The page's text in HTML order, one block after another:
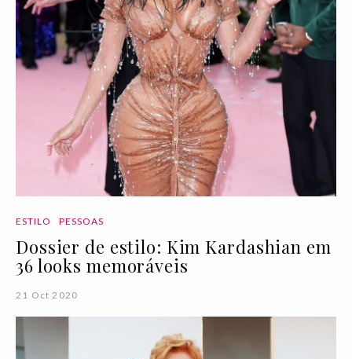
ESTILO PESSOAS
Dossier de estilo: Kim Kardashian em
36 looks memoráveis
21 Oct 2020